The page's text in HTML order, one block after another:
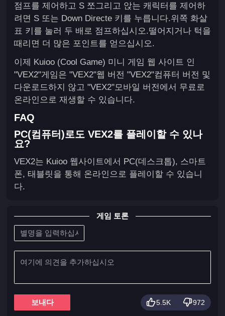
점프를 제어하고 S 쪼그리고 앉는 캐릭터를 제어하
려면 S 또는 Down Directe 키를 누릅니다.위쪽 화살
표 키를 눌러 두 배로 점프하십시오.떨어지거나 턱을
때리면 더 많은 포인트를 얻으십시오.
이제 Kuioo (Cool Game) 미니 게임 웹 사이트 인
"VEX2"게임은 "VEX2"웹 버전 "VEX2"컴퓨터 버전 및
다운로드하지 않고 "VEX2"모바일 버전에서 무료로
온라인으로 재생할 수 있습니다.
FAQ
PC(컴퓨터)로도 VEX2를 플레이할 수 있나
요?
VEX2는 Kuioo 웹사이트에서 PC(데스크톱), 스마트
폰, 태블릿을 통해 온라인으로 플레이할 수 있습니
다.
게임 토론
보내다 5.5K 972